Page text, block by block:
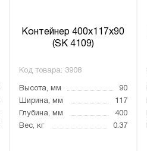
Контейнер 400х117х90
(SK 4109)
Код товара: 3908
Высота, мм
90
Ширина, мм
117
Глубина, мм
400
Вес, кг
0.37